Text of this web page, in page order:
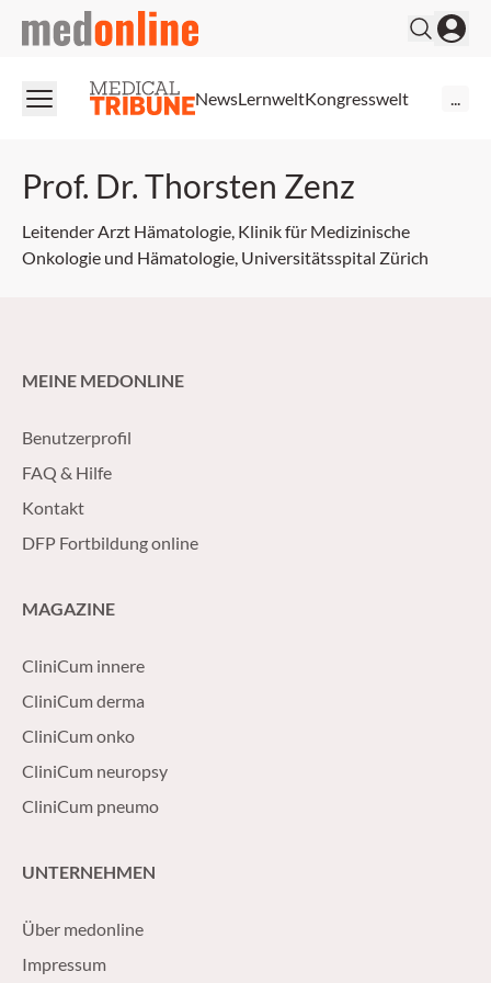
medonline
NewsLernweltKongresswelt
Prof. Dr. Thorsten Zenz
Leitender Arzt Hämatologie, Klinik für Medizinische
Onkologie und Hämatologie, Universitätsspital Zürich
MEINE MEDONLINE
Benutzerprofil
FAQ & Hilfe
Kontakt
DFP Fortbildung online
MAGAZINE
CliniCum innere
CliniCum derma
CliniCum onko
CliniCum neuropsy
CliniCum pneumo
UNTERNEHMEN
Über medonline
Impressum